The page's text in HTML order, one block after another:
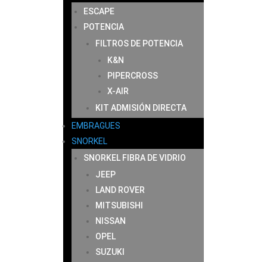
ESCAPE
POTENCIA
FILTROS DE POTENCIA
K&N
PIPERCROSS
X-AIR
KIT ADMISIÓN DIRECTA
EMBRAGUES
SNORKEL
SNORKEL FIBRA DE VIDRIO
JEEP
LAND ROVER
MITSUBISHI
NISSAN
OPEL
SUZUKI